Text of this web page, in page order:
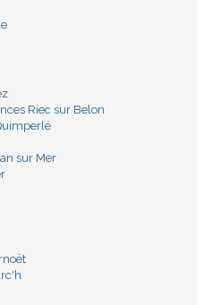
Riec sur Belon
sur Mer